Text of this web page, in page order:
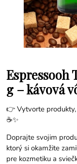
Espressooh
g – kávová
👉 Vytvorte
☕✨
Doprajte svojim
ktorý si okamžite
pre kozmetiku a